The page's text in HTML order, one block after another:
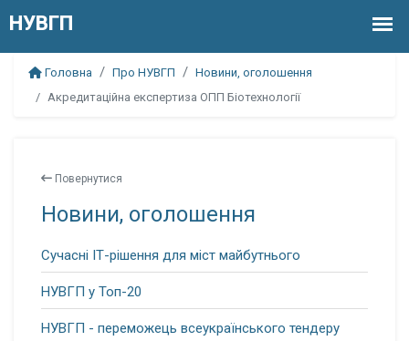
Головна Про НУВГП
Новини, оголошення
Акредитаційна експертиза ОПП Біотехнології
Повернутися
Новини, оголошення
Сучасні ІТ-рішення для міст майбутнього
НУВГП у Топ-20
НУВГП - переможець всеукраїнського тендеру